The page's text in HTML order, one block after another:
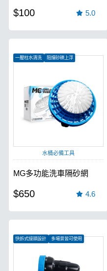
$100 5.0
一壓柱水清洗
阻擋砂礫上浮
水桶必備工具
MG多功能洗車隔砂網
$650 4.6
快拆式接頭設計
多場景皆可使用